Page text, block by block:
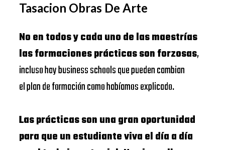
Tasacion Obras De Arte
No en todos y cada uno de las maestrías
las formaciones prácticas son forzosas,
incluso hay business schools que pueden cambian
el plan de formación como habíamos explicado.
Las prácticas son una gran oportunidad
para que un estudiante viva el día a día